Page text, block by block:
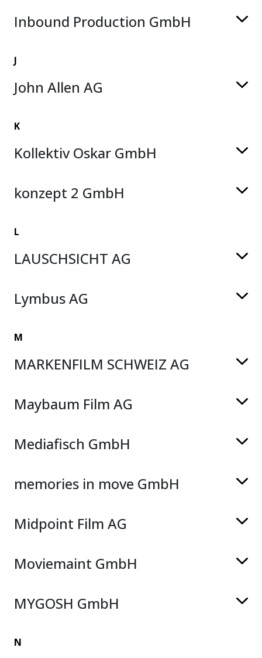
Inbound Production GmbH
J
John Allen AG
K
Kollektiv Oskar GmbH
konzept 2 GmbH
L
LAUSCHSICHT AG
Lymbus AG
M
MARKENFILM SCHWEIZ AG
Maybaum Film AG
Mediafisch GmbH
memories in move GmbH
Midpoint Film AG
Moviemaint GmbH
MYGOSH GmbH
N